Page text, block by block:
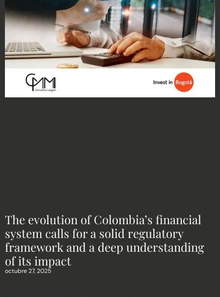
The evolution of Colombia’s financial
system calls for a solid regulatory
framework and a deep understanding
of its impact
octubre 27, 2025